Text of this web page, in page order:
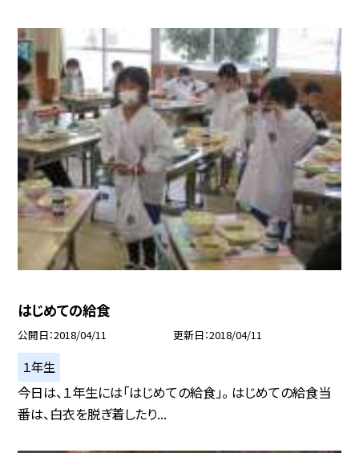
はじめての給食
公開日 2018/04/11 更新日 2018/04/11
１年生
今日は、１年生には「はじめての給食」。 はじめての給食当
番は、白衣を脱ぎ着したり...